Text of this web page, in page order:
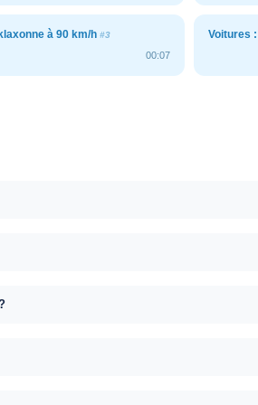
à 90 km/h #3
00:07
Voitures